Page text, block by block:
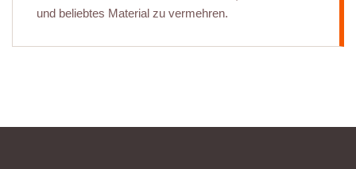
und beliebtes Material zu vermehren.